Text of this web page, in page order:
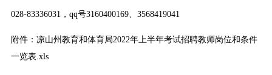
028-83336031，qq号3160400169、3568419041
附件： 凉山州教育和体育局2022年上半年考试招聘教师岗位和条件
一览表.xls